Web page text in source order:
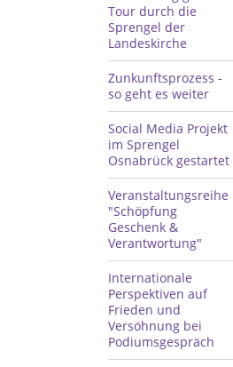
Tour durch die
Sprengel der
Landeskirche
Zunkunftsprozess -
so geht es weiter
Social Media Projekt
im Sprengel
Osnabrück gestartet
Veranstaltungsreihe
"Schöpfung
Geschenk &
Verantwortung"
Internationale
Perspektiven auf
Frieden und
Versöhnung bei
Podiumsgespräch